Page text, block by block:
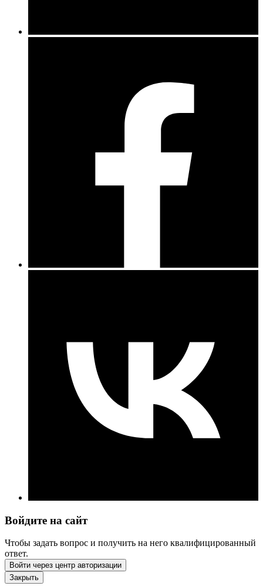
Войдите на сайт
Чтобы задать вопрос и получить на него квалифицированный
ответ.
Войти через центр авторизации
Закрыть